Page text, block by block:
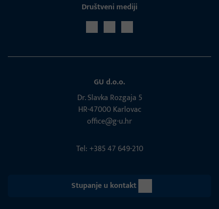
Društveni mediji
GU d.o.o.
Dr. Slavka Rozgaja 5
HR-47000 Karlovac
office@g-u.hr
Tel: +385 47 649-210
Stupanje u kontakt